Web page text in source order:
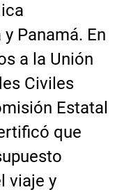
Panamá. En
a la Unión
Civiles
Estatal
que
viaje y